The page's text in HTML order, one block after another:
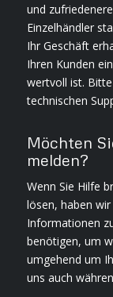
und
Einzelhändler
Ihr Geschäft
Ihren Kunden
wertvoll ist.
technischen
Möchten
melden?
Wenn Sie Hilfe
lösen, haben
Informationen
benötigen, um
umgehend um
uns auch